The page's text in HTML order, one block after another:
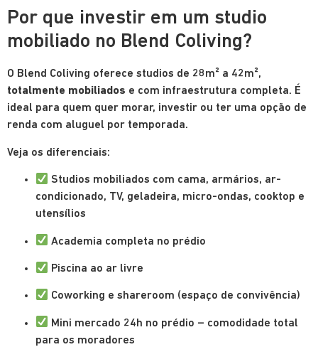
Por que investir em um studio
mobiliado no Blend Coliving?
O Blend Coliving oferece studios de 28m² a 42m²,
totalmente mobiliados e com infraestrutura completa. É
ideal para quem quer morar, investir ou ter uma opção de
renda com aluguel por temporada.
Veja os diferenciais:
Studios mobiliados com cama, armários, ar-
condicionado, TV, geladeira, micro-ondas, cooktop e
utensílios
Academia completa no prédio
Piscina ao ar livre
Coworking e shareroom (espaço de convivência)
Mini mercado 24h no prédio – comodidade total
para os moradores